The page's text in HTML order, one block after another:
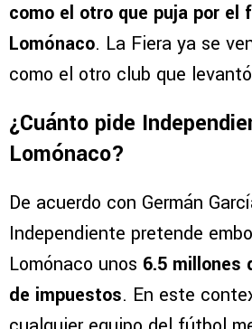
Coincidiendo con las fuentes
Germán García Grova colocó
como el otro que puja por el
Lomónaco . La Fiera ya se
como el otro club que levantó
¿Cuánto pide
Lomónaco?
De acuerdo con Germán
Independiente pretende